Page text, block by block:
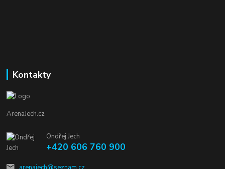
Kontakty
ArenaJech.cz
Ondřej Jech
+420 606 760 900